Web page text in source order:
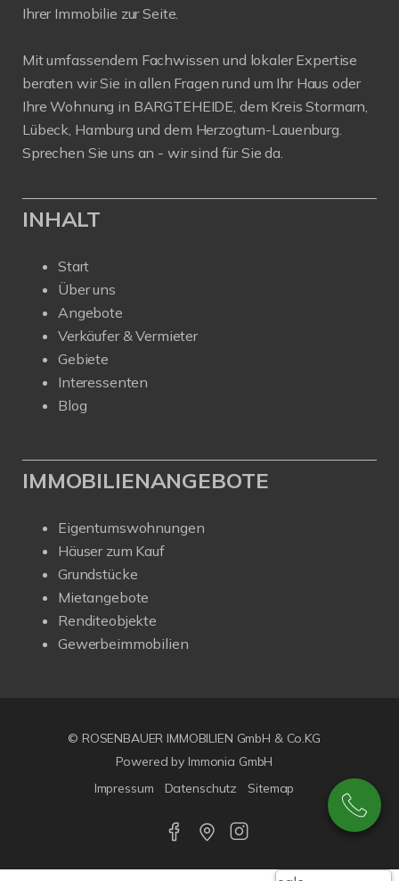
Ihrer Immobilie zur Seite.
Mit umfassendem Fachwissen und lokaler Expertise
beraten wir Sie in allen Fragen rund um Ihr Haus oder
Ihre Wohnung in BARGTEHEIDE, dem Kreis Stormarn,
Lübeck, Hamburg und dem Herzogtum-Lauenburg.
Sprechen Sie uns an - wir sind für Sie da.
INHALT
Start
Über uns
Angebote
Verkäufer & Vermieter
Gebiete
Interessenten
Blog
IMMOBILIENANGEBOTE
Eigentumswohnungen
Häuser zum Kauf
Grundstücke
Mietangebote
Renditeobjekte
Gewerbeimmobilien
© ROSENBAUER IMMOBILIEN GmbH & Co.KG
Powered by Immonia GmbH
Impressum
Datenschutz Sitemap